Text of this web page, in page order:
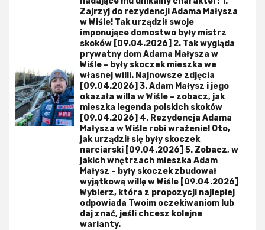
Zajrzyj do rezydencji Adama Małysza
w Wiśle! Tak urządził swoje
imponujące domostwo były mistrz
skoków [09.04.2026] 2. Tak wygląda
prywatny dom Adama Małysza w
Wiśle – były skoczek mieszka we
własnej willi. Najnowsze zdjęcia
[09.04.2026] 3. Adam Małysz i jego
okazała willa w Wiśle – zobacz, jak
mieszka legenda polskich skoków
[09.04.2026] 4. Rezydencja Adama
Małysza w Wiśle robi wrażenie! Oto,
jak urządził się były skoczek
narciarski [09.04.2026] 5. Zobacz, w
jakich wnętrzach mieszka Adam
Małysz – były skoczek zbudował
wyjątkową willę w Wiśle [09.04.2026]
Wybierz, która z propozycji najlepiej
odpowiada Twoim oczekiwaniom lub
daj znać, jeśli chcesz kolejne
warianty.